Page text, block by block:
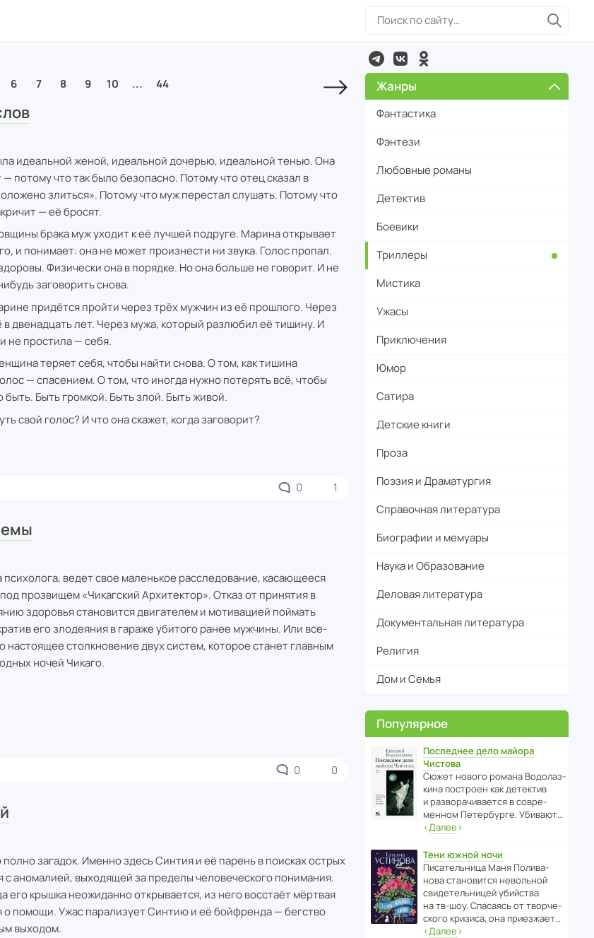
6 7 8 9 10 ... 44
идеальной женой, идеальной дочерью, идеальной тенью. Она
потому что так было безопасно. Потому что отец сказал в
злиться». Потому что муж перестал слушать. Потому что
— её бросят.
брака муж уходит к её лучшей подруге. Марина открывает
и понимает: она не может произнести ни звука. Голос пропал.
Физически она в порядке. Но она больше не говорит. И не
заговорить снова.
придётся пройти через трёх мужчин из её прошлого. Через
двенадцать лет. Через мужа, который разлюбил её тишину. И
не простила — себя.
теряет себя, чтобы найти снова. О том, как тишина
— спасением. О том, что иногда нужно потерять всё, чтобы
Быть громкой. Быть злой. Быть живой.
свой голос? И что она скажет, когда заговорит?
0 1
ведет свое маленькое расследование, касающееся
прозвищем «Чикагский Архитектор». Отказ от принятия в
здоровья становится двигателем и мотивацией поймать
его злодеяния в гараже убитого ранее мужчины. Или все-
настоящее столкновение двух систем, которое станет главным
ночей Чикаго.
0 0
загадок. Именно здесь Синтия и её парень в поисках острых
аномалией, выходящей за пределы человеческого понимания.
его крышка неожиданно открывается, из него восстаёт мёртвая
о помощи. Ужас парализует Синтию и её бойфренда — бегство
выходом.
Жанры
Фантастика
Фэнтези
Любовные романы
Детектив
Боевики
Триллеры
Мистика
Ужасы
Приключения
Юмор
Сатира
Детские книги
Проза
Поэзия и Драматургия
Справочная литература
Биографии и мемуары
Наука и Образование
Деловая литература
Документальная литература
Религия
Дом и Семья
Популярное
Последнее дело майора
Чистова
Сюжет нового романа Водо­ла­з­
кина пост­роен как дете­ктив
и разво­ра­чи­ва­ется в совре­
менном Пете­р­бурге. Убивают…
‹Далее›
Тени южной ночи
Писа­тель­ница Маня Поли­ва­
нова стано­вится невольной
свиде­тель­ницей убийства
на тв-шоу. Спасаясь от твор­че­
с­кого кризиса, она приезжает…
‹Далее›